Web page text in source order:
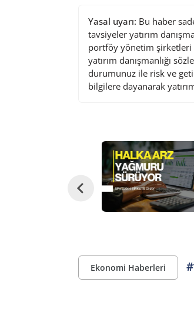
Yasal uyarı: Bu haber
tavsiyeler yatırım
portföy yönetim şirketleri
yatırım danışmanlığı
durumunuz ile risk ve
bilgilere dayanarak
Ekonomi Haberleri #